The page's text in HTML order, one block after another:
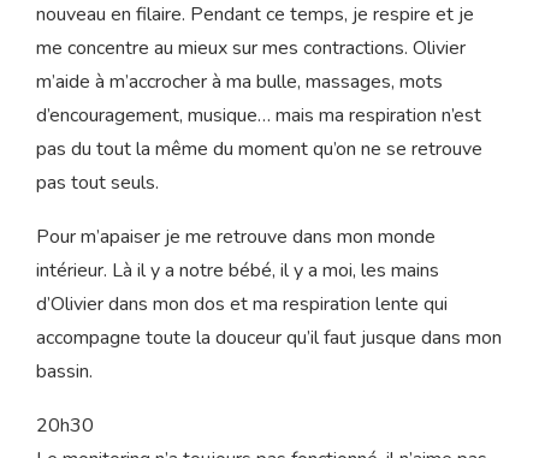
19h45
On me pose un monitoring sans fil, c’est reparti pour 30
min. La sage-femme de l’équipe de nuit vient se
présenter, on l’appellera Sophie. Elle constate que le
monitoring n’a pas fonctionné. Elle en repose alors un
nouveau en filaire. Pendant ce temps, je respire et je
m’aide à m’accrocher à ma bulle, massages, mots
d’encouragement, musique… mais ma respiration n’est
pas du tout la même du moment qu’on ne se retrouve
pas tout seuls.
intérieur. Là il y a notre bébé, il y a moi, les mains